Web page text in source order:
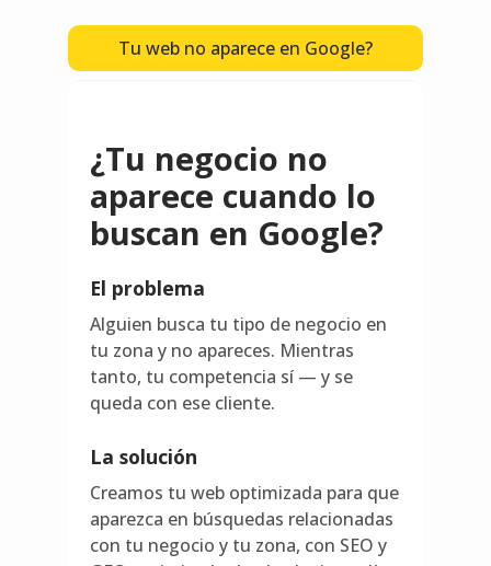
Tu web no aparece en Google?
¿Tu negocio no
aparece cuando lo
buscan en Google?
El problema
Alguien busca tu tipo de negocio en
tu zona y no apareces. Mientras
tanto, tu competencia sí — y se
queda con ese cliente.
La solución
Creamos tu web optimizada para que
aparezca en búsquedas relacionadas
con tu negocio y tu zona, con SEO y